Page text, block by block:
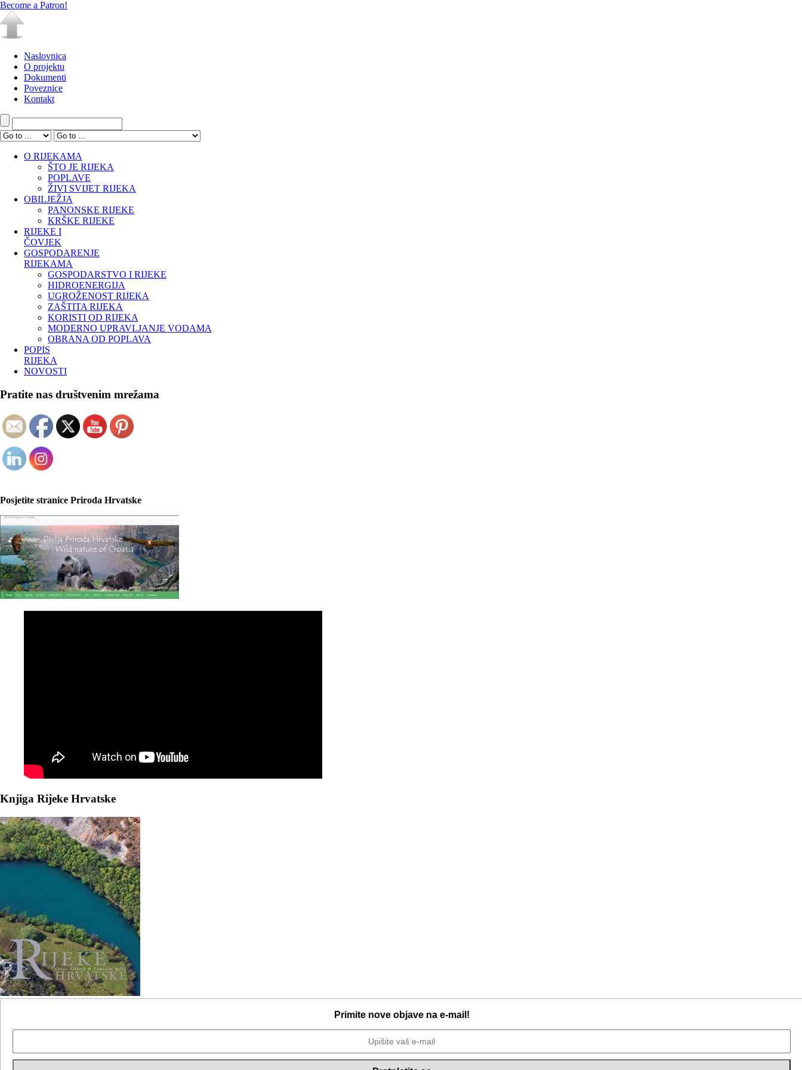
Become a Patron!
Naslovnica
O projektu
Dokumenti
Poveznice
Kontakt
O RIJEKAMA
ŠTO JE RIJEKA
POPLAVE
ŽIVI SVIJET RIJEKA
OBILJEŽJA
PANONSKE RIJEKE
KRŠKE RIJEKE
RIJEKE I
ČOVJEK
GOSPODARENJE
RIJEKAMA
GOSPODARSTVO I RIJEKE
HIDROENERGIJA
UGROŽENOST RIJEKA
ZAŠTITA RIJEKA
KORISTI OD RIJEKA
MODERNO UPRAVLJANJE VODAMA
OBRANA OD POPLAVA
POPIS
RIJEKA
NOVOSTI
Pratite nas društvenim mrežama
Posjetite stranice Priroda Hrvatske
Knjiga Rijeke Hrvatske
Primite nove objave na e-mail!